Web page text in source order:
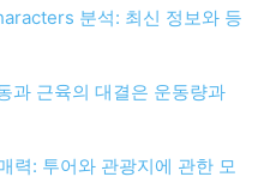
분석: 최신 정보와 등
근육의 대결은 운동량과
력: 투어와 관광지에 관한 모